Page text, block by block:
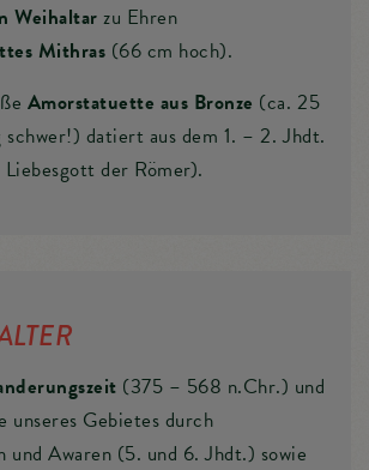
Weihaltar zu Ehren
Mithras (66 cm hoch).
Amorstatuette aus Bronze (ca. 25
schwer!) datiert aus dem 1. – 2. Jhdt.
der Römer).
(375 – 568 n.Chr.) und
unseres Gebietes durch
und Awaren (5. und 6. Jhdt.) sowie